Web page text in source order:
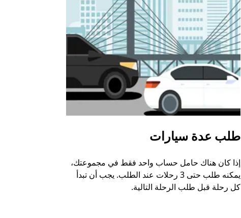
طلب عدة سيارات
إذا كان هناك حامل حساب واحد فقط في مجموعتك،
يمكنه طلب حتى 3 رحلات عند الطلب. يجب أن تبدأ
كل رحلة قبل طلب الرحلة التالية.